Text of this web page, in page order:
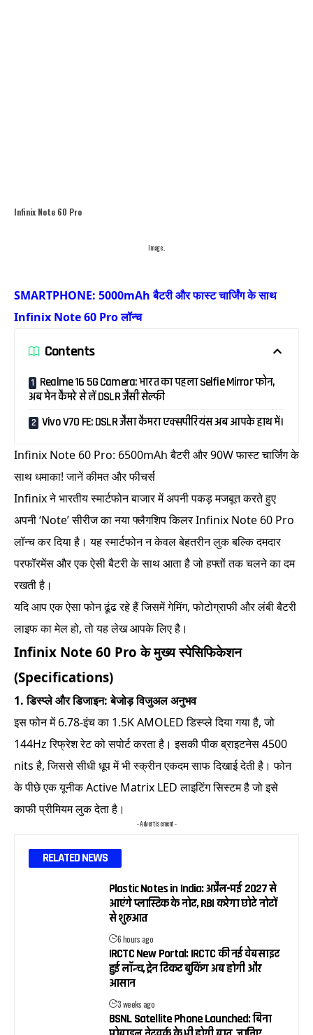
Infinix Note 60 Pro
Image..
SMARTPHONE: 5000mAh बैटरी और फास्ट चार्जिंग के साथ
Infinix Note 60 Pro लॉन्च
Contents
Realme 16 5G Camera: भारत का पहला Selfie Mirror फोन,
अब मेन कैमरे से लें DSLR जैसी सेल्फी
Vivo V70 FE: DSLR जैसा कैमरा एक्सपीरियंस अब आपके हाथ में।
Infinix Note 60 Pro: 6500mAh बैटरी और 90W फास्ट चार्जिंग के
साथ धमाका! जानें कीमत और फीचर्स
Infinix ने भारतीय स्मार्टफोन बाजार में अपनी पकड़ मजबूत करते हुए
अपनी ‘Note’ सीरीज का नया फ्लैगशिप किलर Infinix Note 60 Pro
लॉन्च कर दिया है। यह स्मार्टफोन न केवल बेहतरीन लुक बल्कि दमदार
परफॉरमेंस और एक ऐसी बैटरी के साथ आता है जो हफ्तों तक चलने का दम
रखती है।
यदि आप एक ऐसा फोन ढूंढ रहे हैं जिसमें गेमिंग, फोटोग्राफी और लंबी बैटरी
लाइफ का मेल हो, तो यह लेख आपके लिए है।
Infinix Note 60 Pro के मुख्य स्पेसिफिकेशन
(Specifications)
1. डिस्प्ले और डिजाइन: बेजोड़ विजुअल अनुभव
इस फोन में 6.78-इंच का 1.5K AMOLED डिस्प्ले दिया गया है, जो
144Hz रिफ्रेश रेट को सपोर्ट करता है। इसकी पीक ब्राइटनेस 4500
nits है, जिससे सीधी धूप में भी स्क्रीन एकदम साफ दिखाई देती है। फोन
के पीछे एक यूनीक Active Matrix LED लाइटिंग सिस्टम है जो इसे
काफी प्रीमियम लुक देता है।
- Advertisement -
RELATED NEWS
Plastic Notes in India: अप्रैल-मई 2027 से
आएंगे प्लास्टिक के नोट, RBI करेगा छोटे नोटों
से शुरुआत
6 hours ago
IRCTC New Portal: IRCTC की नई वेबसाइट
हुई लॉन्च, ट्रेन टिकट बुकिंग अब होगी और
आसान
3 weeks ago
BSNL Satellite Phone Launched: बिना